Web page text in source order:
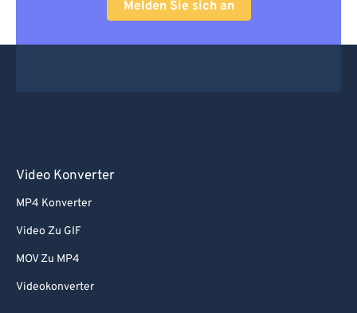
Melden Sie sich an
Video Konverter
MP4 Konverter
Video Zu GIF
MOV Zu MP4
Videokonverter